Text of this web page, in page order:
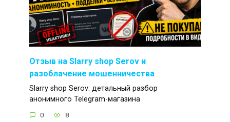
Отзыв на Slarry shop Serov и
разоблачение мошенничества
Slarry shop Serov: детальный разбор
анонимного Telegram-магазина
0 8